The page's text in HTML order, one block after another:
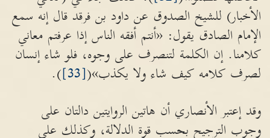
الأخبار) للشيخ الصدوق عن داود بن فرقد قال إنه سمع
الإمام الصادق يقول: «أنتم أفقه الناس إذا عرفتم معاني
كلامنا. إن الكلمة لتنصرف على وجوه، فلو شاء إنسان
لصرف كلامه كيف شاء ولا يكذب»([33]
).
وقد إعتبر الأنصاري أن هاتين الروايتين دالتان على
وجوب الترجيح بحسب قوة الدلالة، وكذلك على